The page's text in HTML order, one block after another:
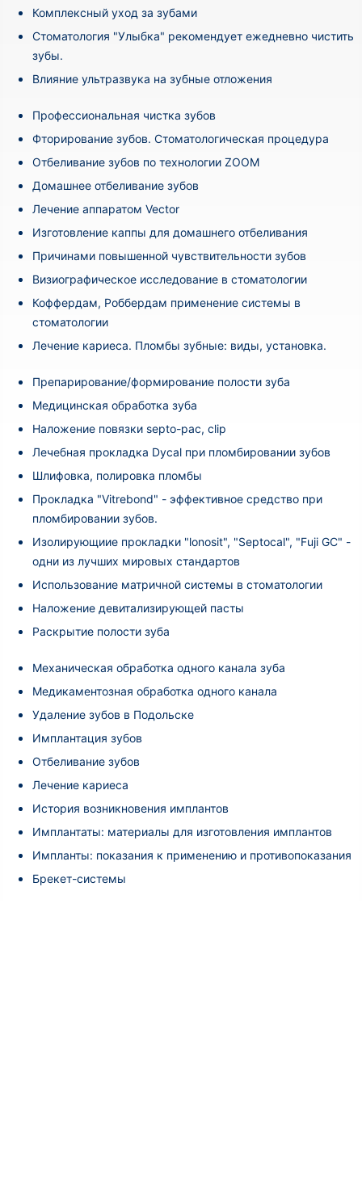
Комплексный уход за зубами
Стоматология "Улыбка" рекомендует ежедневно чистить
зубы.
Влияние ультразвука на зубные отложения
Профессиональная чистка зубов
Фторирование зубов. Стоматологическая процедура
Отбеливание зубов по технологии ZOOM
Домашнее отбеливание зубов
Лечение аппаратом Vector
Изготовление каппы для домашнего отбеливания
Причинами повышенной чувствительности зубов
Визиографическое исследование в стоматологии
Коффердам, Роббердам применение системы в
стоматологии
Лечение кариеса. Пломбы зубные: виды, установка.
Препарирование/формирование полости зуба
Медицинская обработка зуба
Наложение повязки septo-pac, clip
Лечебная прокладка Dycal при пломбировании зубов
Шлифовка, полировка пломбы
Прокладка "Vitrebond" - эффективное средство при
пломбировании зубов.
Изолирующиие прокладки "lonosit", "Septocal", "Fuji GC" -
одни из лучших мировых стандартов
Использование матричной системы в стоматологии
Наложение девитализирующей пасты
Раскрытие полости зуба
Механическая обработка одного канала зуба
Медикаментозная обработка одного канала
Удаление зубов в Подольске
Имплантация зубов
Отбеливание зубов
Лечение кариеса
История возникновения имплантов
Имплантаты: материалы для изготовления имплантов
Импланты: показания к применению и противопоказания
Брекет-системы